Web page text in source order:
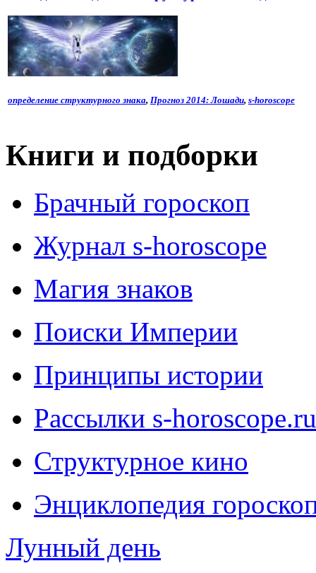
определение структурного знака, Прогноз 2014: Лошади, s-horoscope
Книги и подборки
Брачный гороскоп
Журнал s-horoscope
Магия знаков
Поиски Империи
Принципы истории
Рассылки s-horoscope.ru
Структурное кино
Энциклопедия
Лунный день